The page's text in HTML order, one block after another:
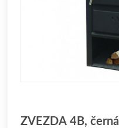
ZVEZDA 4B, černá